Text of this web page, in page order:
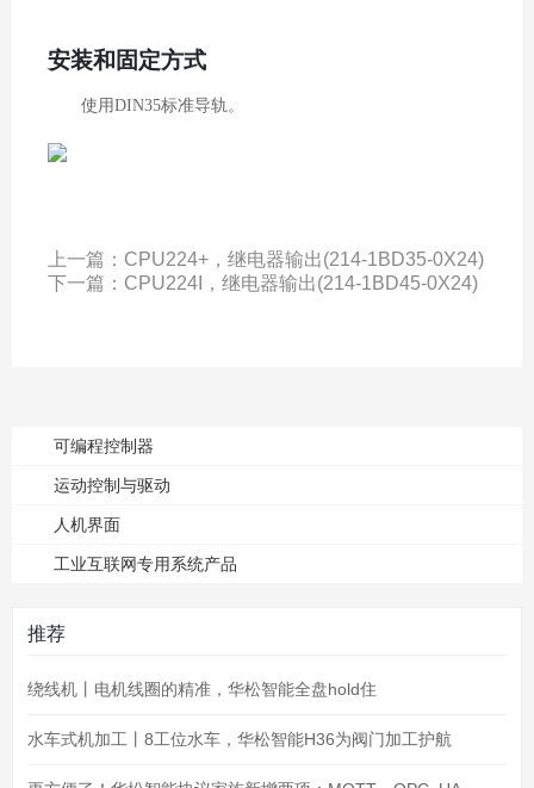
安装和固定方式
使用DIN35标准导轨。
上一篇： CPU224+，继电器输出(214-1BD35-0X24)
下一篇： CPU224I，继电器输出(214-1BD45-0X24)
可编程控制器
运动控制与驱动
人机界面
工业互联网专用系统产品
推荐
绕线机丨电机线圈的精准，华松智能全盘hold住
水车式机加工丨8工位水车，华松智能H36为阀门加工护航